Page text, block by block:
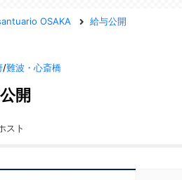
OSAKA 給与公開
/難波・心斎橋
開
スト